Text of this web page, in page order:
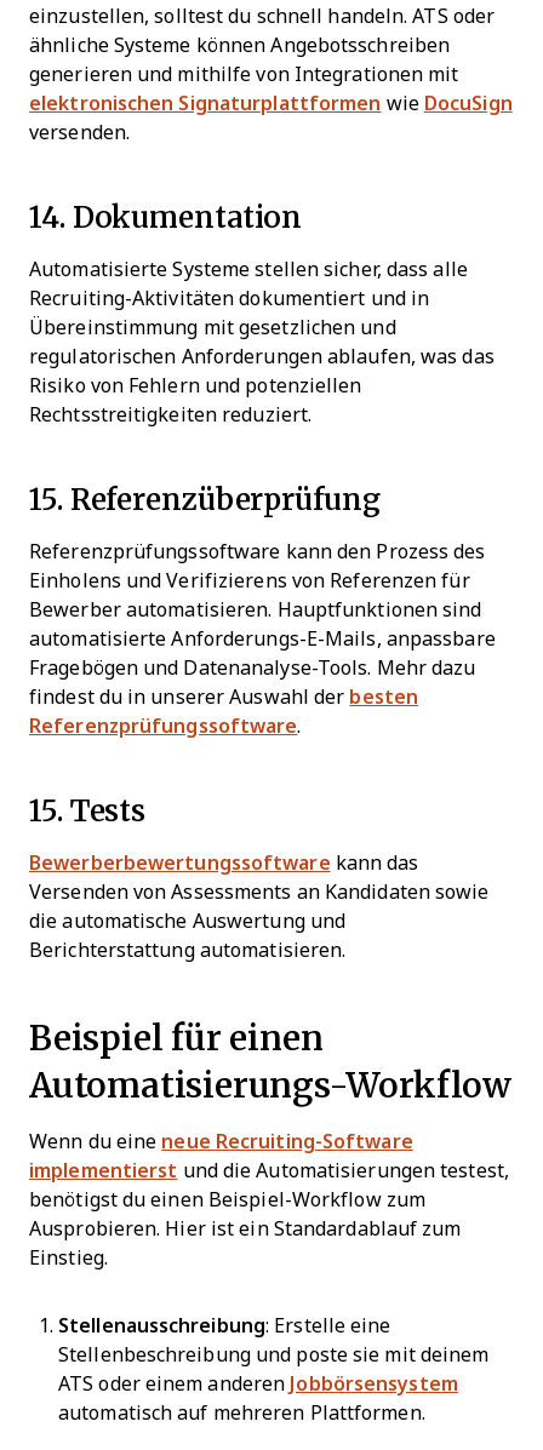
einzustellen, solltest du schnell handeln. ATS oder
ähnliche Systeme können Angebotsschreiben
generieren und mithilfe von Integrationen mit
elektronischen Signaturplattformen wie DocuSign
versenden.
14. Dokumentation
Automatisierte Systeme stellen sicher, dass alle
Recruiting-Aktivitäten dokumentiert und in
Übereinstimmung mit gesetzlichen und
regulatorischen Anforderungen ablaufen, was das
Risiko von Fehlern und potenziellen
Rechtsstreitigkeiten reduziert.
15. Referenzüberprüfung
Referenzprüfungssoftware kann den Prozess des
Einholens und Verifizierens von Referenzen für
Bewerber automatisieren. Hauptfunktionen sind
automatisierte Anforderungs-E-Mails, anpassbare
Fragebögen und Datenanalyse-Tools. Mehr dazu
findest du in unserer Auswahl der besten
Referenzprüfungssoftware.
15. Tests
Bewerberbewertungssoftware kann das
Versenden von Assessments an Kandidaten sowie
die automatische Auswertung und
Berichterstattung automatisieren.
Beispiel für einen
Automatisierungs-Workflow
Wenn du eine neue Recruiting-Software
implementierst und die Automatisierungen testest,
benötigst du einen Beispiel-Workflow zum
Ausprobieren. Hier ist ein Standardablauf zum
Einstieg.
Stellenausschreibung: Erstelle eine
Stellenbeschreibung und poste sie mit deinem
ATS oder einem anderen Jobbörsensystem
automatisch auf mehreren Plattformen.